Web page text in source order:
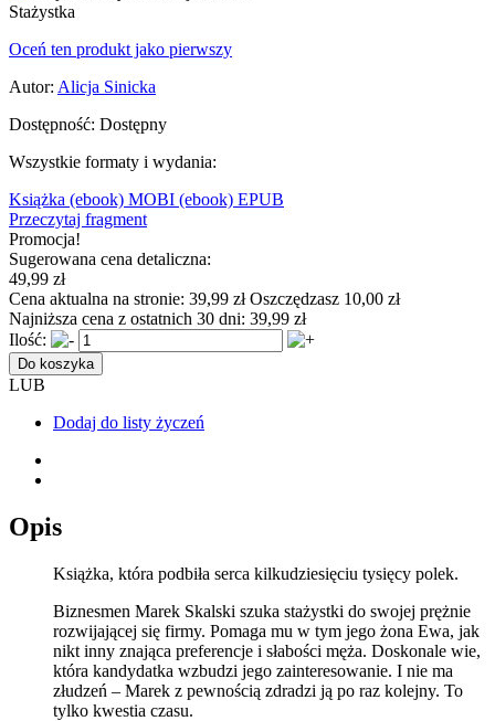
Stażystka
Oceń ten produkt jako pierwszy
Autor: Alicja Sinicka
Dostępność: Dostępny
Wszystkie formaty i wydania:
Książka (ebook) MOBI (ebook) EPUB
Przeczytaj fragment
Promocja!
Sugerowana cena detaliczna:
49,99 zł
Cena aktualna na stronie: 39,99 złOszczędzasz 10,00 zł
Najniższa cena z ostatnich 30 dni: 39,99 zł
Ilość:
Do koszyka
LUB
Dodaj do listy życzeń
Opis
Książka, która podbiła serca kilkudziesięciu tysięcy polek.
Biznesmen Marek Skalski szuka stażystki do swojej prężnie
rozwijającej się firmy. Pomaga mu w tym jego żona Ewa, jak
nikt inny znająca preferencje i słabości męża. Doskonale wie,
która kandydatka wzbudzi jego zainteresowanie. I nie ma
złudzeń – Marek z pewnością zdradzi ją po raz kolejny. To
tylko kwestia czasu.